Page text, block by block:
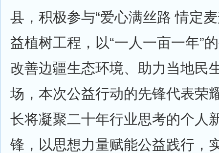
县，积极参与“爱心满丝路 情定
益植树工程，以“一人一亩一年”
改善边疆生态环境、助力当地民
场，本次公益行动的先锋代表荣
长将凝聚二十年行业思考的个人
锋，以思想力量赋能公益践行，